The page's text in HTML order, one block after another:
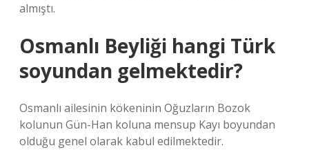
almıştı.
Osmanlı Beyliği hangi Türk
soyundan gelmektedir?
Osmanlı ailesinin kökeninin Oğuzların Bozok
kolunun Gün-Han koluna mensup Kayı boyundan
olduğu genel olarak kabul edilmektedir.